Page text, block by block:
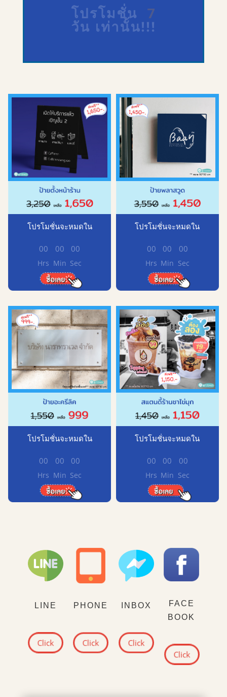
โปรโมชั่น 7
วัน เท่านั้น!!!
โปรโมชั่นจะหมดใน
00
Hrs
00
Min
00
Sec
โปรโมชั่นจะหมดใน
00
Hrs
00
Min
00
Sec
โปรโมชั่นจะหมดใน
00
Hrs
00
Min
00
Sec
โปรโมชั่นจะหมดใน
00
Hrs
00
Min
00
Sec
LINE
Click
PHONE
Click
INBOX
Click
FACE
BOOK
Click